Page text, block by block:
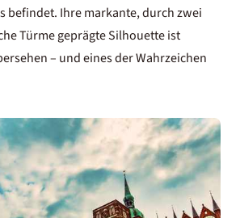
befindet. Ihre markante, durch zwei
Türme geprägte Silhouette ist
– und eines der Wahrzeichen